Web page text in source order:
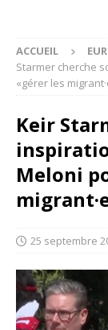
ACCUEIL
Starmer cherche
«gérer les
Keir
Meloni
25 septembre